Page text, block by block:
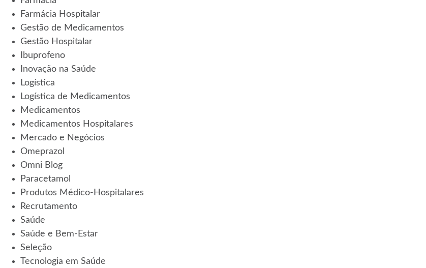
Farmácia Hospitalar
Gestão de Medicamentos
Gestão Hospitalar
Ibuprofeno
Inovação na Saúde
Logística
Logística de Medicamentos
Medicamentos
Medicamentos Hospitalares
Mercado e Negócios
Omeprazol
Omni Blog
Paracetamol
Produtos Médico-Hospitalares
Recrutamento
Saúde
Saúde e Bem-Estar
Seleção
Tecnologia em Saúde